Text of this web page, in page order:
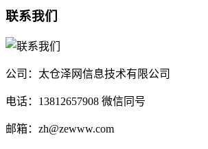
联系我们
公司：太仓泽网信息技术有限公司
电话：13812657908 微信同号
邮箱：zh@zewww.com